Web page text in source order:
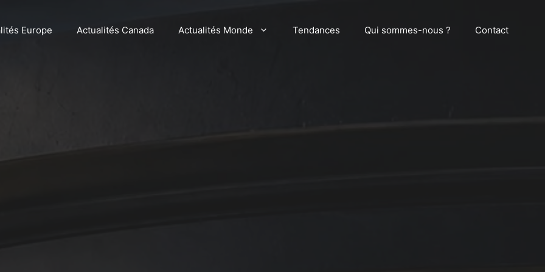
Europe Actualités Canada Actualités Monde Tendances Qui sommes-nous ? Contact